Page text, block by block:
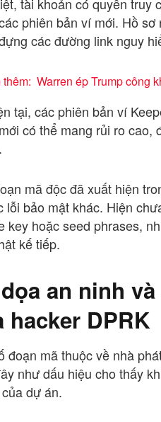
phiên bản ví mới. Hồ
các đường link nguy
thêm: Warren ép Trump công
tại, các phiên bản ví
có thể mang rủi ro cao,
mã độc đã xuất hiện
lỗi bảo mật khác. Hiện
key hoặc seed phrases,
kế tiếp.
an ninh
hacker DPRK
đoạn mã thuộc về nhà
như dấu hiệu cho thấy
dự án.